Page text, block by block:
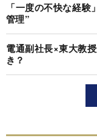
「一度の不快な経
管理”
電通副社長×東大教
き？